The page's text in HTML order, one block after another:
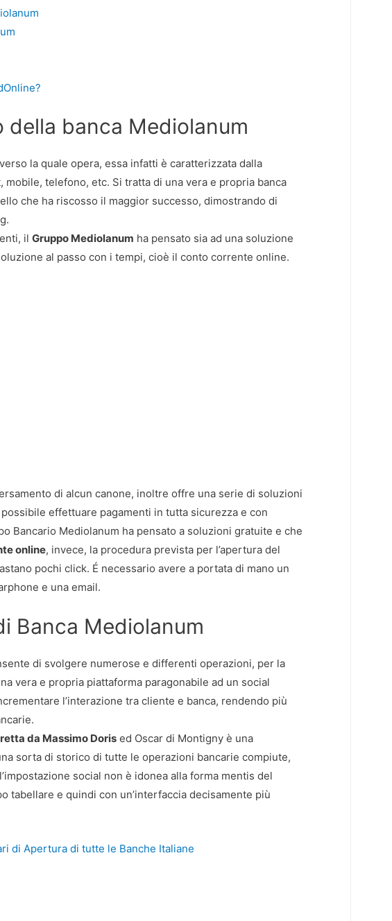
banca Mediolanum
la quale opera, essa infatti è caratterizzata dalla
mobile, telefono, etc. Si tratta di una vera e propria banca
che ha riscosso il maggior successo, dimostrando di
il Gruppo Mediolanum ha pensato sia ad una soluzione
al passo con i tempi, cioè il conto corrente online.
di alcun canone, inoltre offre una serie di soluzioni
effettuare pagamenti in tutta sicurezza e con
Bancario Mediolanum ha pensato a soluzioni gratuite e che
online, invece, la procedura prevista per l’apertura del
pochi click. É necessario avere a portata di mano un
e una email.
Banca Mediolanum
di svolgere numerose e differenti operazioni, per la
vera e propria piattaforma paragonabile ad un social
l’interazione tra cliente e banca, rendendo più
da Massimo Doris ed Oscar di Montigny è una
sorta di storico di tutte le operazioni bancarie compiute,
social non è idonea alla forma mentis del
tabellare e quindi con un’interfaccia decisamente più
di Apertura di tutte le Banche Italiane